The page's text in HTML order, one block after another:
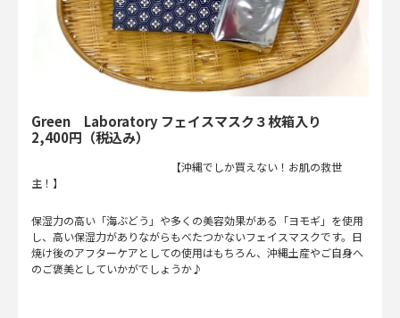
Green Laboratory フェイスマスク３枚箱入り
2,400円（税込み）
【沖縄でしか買えない！お肌の救世
主！】
保湿力の高い「海ぶどう」や多くの美容効果がある「ヨモギ」を使用
し、高い保湿力がありながらもべたつかないフェイスマスクです。日
焼け後のアフターケアとしての使用はもちろん、沖縄土産やご自身へ
のご褒美としていかがでしょうか♪